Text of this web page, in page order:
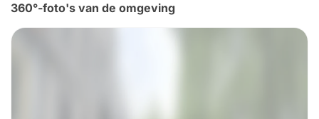
360°-foto's van de omgeving